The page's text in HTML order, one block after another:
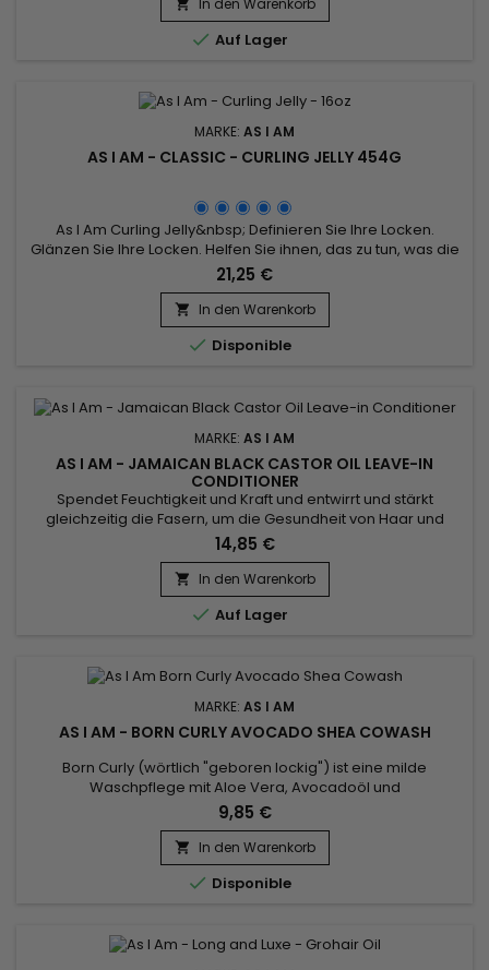

 Auf Lager
MARKE: AS I AM
AS I AM - CLASSIC - CURLING JELLY 454G
As I Am Curling Jelly&nbsp; Definieren Sie Ihre Locken.
Glänzen Sie Ihre Locken. Helfen Sie ihnen, das zu tun, was die
Natur vorgesehen hat. Perfekt für Wash & Go Styling. Was für
ein wunderbares Curling Jelly für hochdefinierte Locken und
Locken, mit Schwung und Lebendigkeit! Unabhängig von Ihrer
Haarlänge wird Ihre Frisur unverwechselbar schön...
21,25 €
 In den Warenkorb
 Disponible
MARKE: AS I AM
AS I AM - JAMAICAN BLACK CASTOR OIL LEAVE-IN
CONDITIONER
Spendet Feuchtigkeit und Kraft und entwirrt und stärkt
gleichzeitig die Fasern, um die Gesundheit von Haar und
Kopfhaut nach der Reinigung zu reparieren und
wiederherzustellen.&nbsp; Vitamin E und Vitamin C wirken
zusammen, um Ihr Haar und Ihre Kopfhaut mit Nährstoffen zu
versorgen und Locken und Locken zu entwirren.&nbsp; Für
beste Ergebnisse verwenden...
14,85 €
 In den Warenkorb
 Auf Lager
MARKE: AS I AM
AS I AM - BORN CURLY AVOCADO SHEA COWASH
Born Curly (wörtlich "geboren lockig") ist eine milde
Waschpflege mit Aloe Vera, Avocadoöl und
Sheabutter.&nbsp; Sie reinigt sanft, spendet Feuchtigkeit und
pflegt das Haar, während sie es von Unreinheiten
befreit.&nbsp; Hat Ihr Kind feines und empfindliches Haar ?
Avocado Shea Co-Wash von As I Am Born Curly ist der ideale
Reiniger für das tägliche...
9,85 €
 In den Warenkorb
 Disponible